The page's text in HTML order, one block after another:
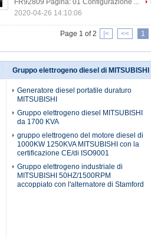
FR92809 Pagina: 01 Configurazione ...
2020-04-26 14:10:06
Page 1 of 2 |< << 1
Gruppo elettrogeno diesel di MITSUBISHI
Generatore diesel portatile duraturo
MITSUBISHI
Gruppo elettrogeno diesel MITSUBISHI
da 1700 KVA
gruppo elettrogeno del motore diesel di
1000KW 1250KVA MITSUBISHI con la
certificazione CE/di ISO9001
Gruppo elettrogeno industriale di
MITSUBISHI 50HZ/1500RPM
accoppiato con l'alternatore di Stamford